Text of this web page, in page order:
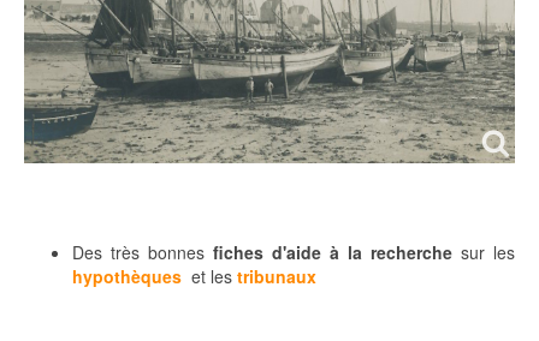
Des très bonnes fiches d'aide à la recherche sur les
hypothèques et les tribunaux